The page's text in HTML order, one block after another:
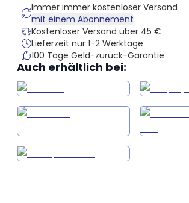
Immer immer kostenloser Versand
mit einem Abonnement
Kostenloser Versand über 45 €
Lieferzeit nur 1-2 Werktage
100 Tage Geld-zurück-Garantie
Auch erhältlich bei: